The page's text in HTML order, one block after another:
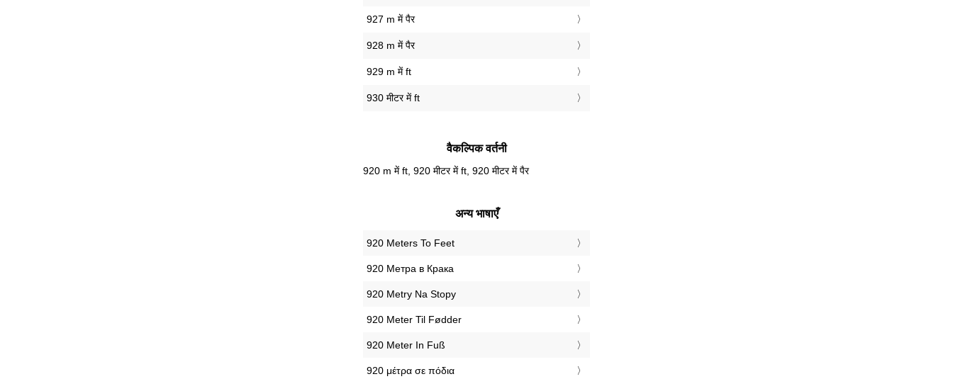
927 m में पैर
928 m में पैर
929 m में ft
930 मीटर में ft
वैकल्पिक वर्तनी
920 m में ft, 920 मीटर में ft, 920 मीटर में पैर
अन्य भाषाएँ
‎920 Meters To Feet
‎920 Метра в Крака
‎920 Metry Na Stopy
‎920 Meter Til Fødder
‎920 Meter In Fuß
‎920 μέτρα σε πόδια